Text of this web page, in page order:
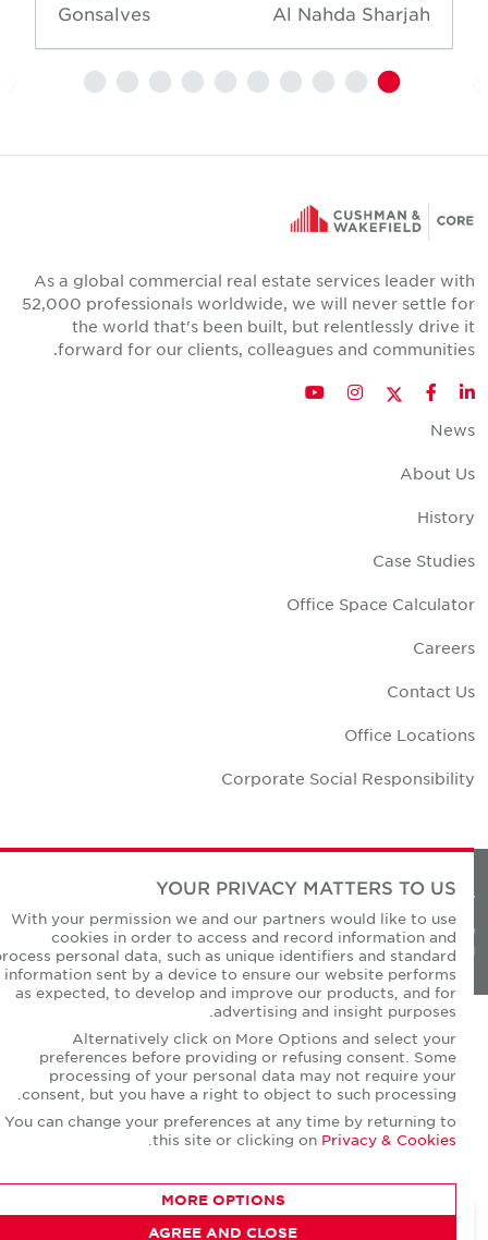
Al Nahda Sharjah
Gonsalves
As a global commercial real estate services leader with
52,000 professionals worldwide, we will never settle for
the world that's been built, but relentlessly drive it
forward for our clients, colleagues and communities.
LinkedIn
Facebook
Twitter
Instagram
YouTube
News
About Us
History
Case Studies
Office Space Calculator
Careers
Contact Us
Office Locations
Corporate Social Responsibility
Privacy Policies
© Copyright Cushman & Wakefield Core 2026.
All Rights Reserved.
YOUR PRIVACY MATTERS TO US
With your permission we and our partners would like to use
cookies in order to access and record information and
process personal data, such as unique identifiers and standard
information sent by a device to ensure our website performs
as expected, to develop and improve our products, and for
advertising and insight purposes.
Alternatively click on More Options and select your
preferences before providing or refusing consent. Some
processing of your personal data may not require your
consent, but you have a right to object to such processing.
You can change your preferences at any time by returning to
this site or clicking onPrivacy & Cookies
.
MORE OPTIONS
AGREE AND CLOSE